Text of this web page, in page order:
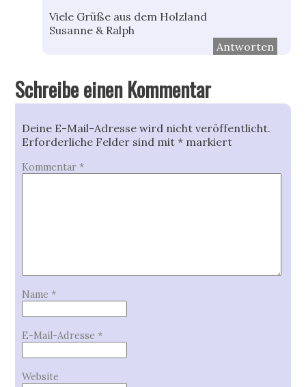
Viele Grüße aus dem Holzland
Susanne & Ralph
Antworten
Schreibe einen Kommentar
Deine E-Mail-Adresse wird nicht veröffentlicht.
Erforderliche Felder sind mit* markiert
Kommentar*
Name*
E-Mail-Adresse*
Website